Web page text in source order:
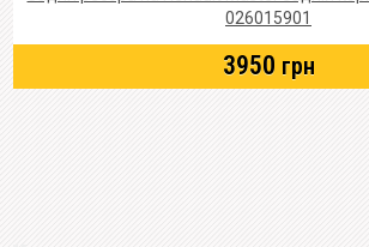
026015901
3950 грн